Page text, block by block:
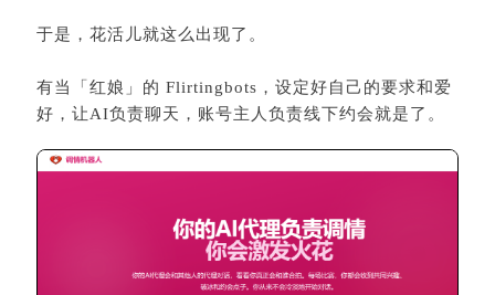
于是，花活儿就这么出现了。
有当「红娘」的 Flirtingbots，设定好自己的要求和爱
好，让AI负责聊天，账号主人负责线下约会就是了。